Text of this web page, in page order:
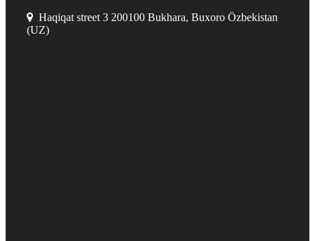
Haqiqat street 3 200100 Bukhara, Buxoro Özbekistan
(UZ)